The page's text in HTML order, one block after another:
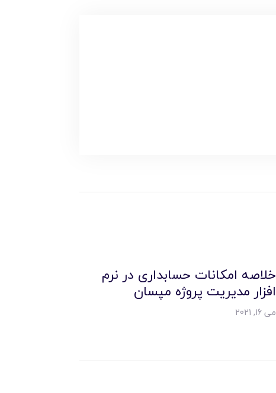
خلاصه امکانات حسابداری در نرم
افزار مديريت پروژه مپسان
می 16, 2021